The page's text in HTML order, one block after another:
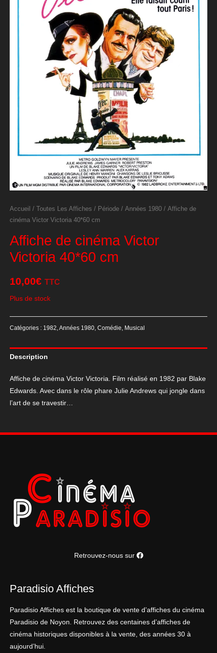
Accueil / Toutes Les Affiches / Période / Années 1980 / Affiche de
cinéma Victor Victoria 40*60 cm
Affiche de cinéma Victor
Victoria 40*60 cm
10,00€ TTC
Plus de stock
Catégories : 1982,Années 1980, Comédie, Musical
Description
Affiche de cinéma Victor Victoria. Film réalisé en 1982 par Blake
Edwards. Avec dans le rôle phare Julie Andrews qui jongle dans
l’art de se travestir…
Retrouvez-nous sur
Paradisio Affiches
Paradisio Affiches est la boutique de vente d’affiches du cinéma
Paradisio de Noyon. Retrouvez des centaines d’affiches de
cinéma historiques disponibles à la vente, des années 30 à
aujourd’hui.